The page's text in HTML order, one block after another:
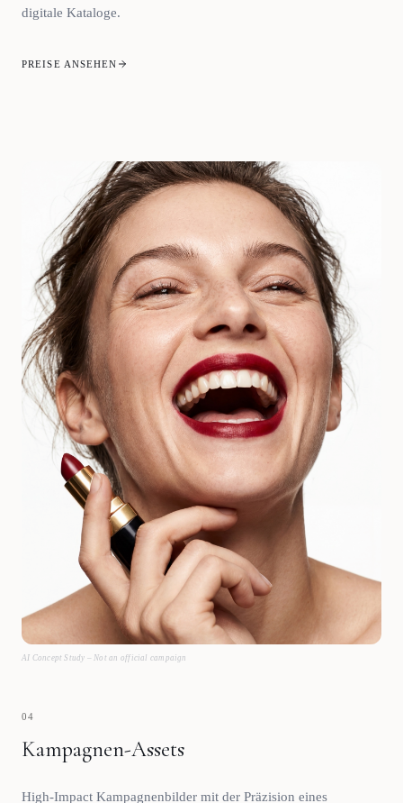
digitale Kataloge.
PREISE ANSEHEN
AI Concept Study – Not an official campaign
04
Kampagnen-Assets
High-Impact Kampagnenbilder mit der Präzision eines